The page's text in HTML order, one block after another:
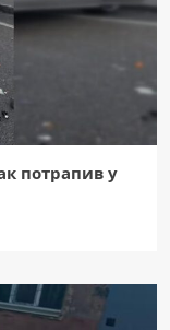
потрапив у